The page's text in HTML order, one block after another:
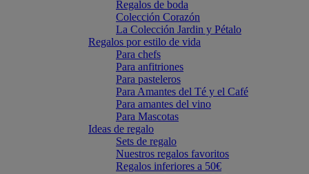
Regalos de boda
Colección Corazón
La Colección Jardin y Pétalo
Regalos por estilo de vida
Para chefs
Para anfitriones
Para pasteleros
Para Amantes del Té y el Café
Para amantes del vino
Para Mascotas
Ideas de regalo
Sets de regalo
Nuestros regalos favoritos
Regalos inferiores a 50€